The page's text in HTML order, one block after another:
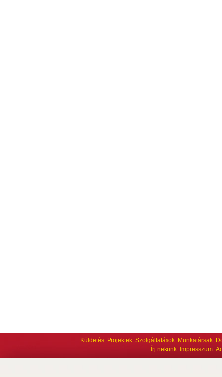
Küldetés Projektek Szolgáltatások Munkatársak
Írj nekünk
Impresszum